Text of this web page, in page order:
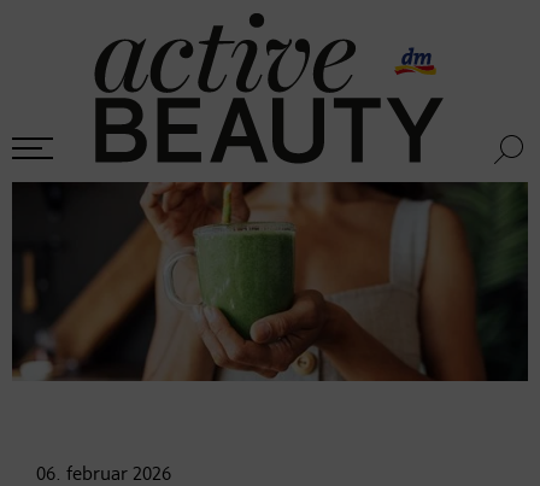
06. februar 2026